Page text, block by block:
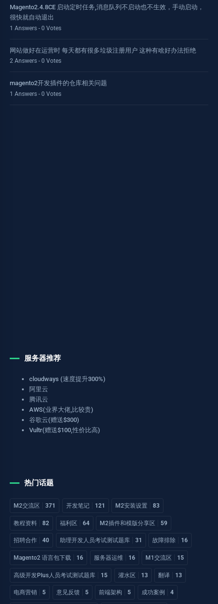
Magento2.4.8CE 启动定时任务,消息队列不启动也不生效，手动启动，
很快就自动退出
1 Answers - 0 Votes
网站做好在运营时 每天都有很多垃圾注册用户 这种有啥好办法拒绝
2 Answers - 0 Votes
magento2开发插件的仓库相关问题
1 Answers - 0 Votes
服务器推荐
cloudways (速度提升300%)
阿里云
腾讯云
AWS(业界大佬,比较贵)
谷歌云(赠送$300)
Vultr(赠送$100,性价比高)
热门话题
M2交流区 371 开发笔记 121 M2安装设置 83
教程资料 82 福利区 64 M2插件和模版分享区 59
招聘合作 40 助理开发人员考试测试题库 31 故障排除 16
Magento2 语言包下载 16 服务器运维 16 M1交流区 15
高级开发Plus人员考试测试题库 15 灌水区 13 翻译 13
电商营销 5 意见反馈 5 前端架构 5 成功案例 4